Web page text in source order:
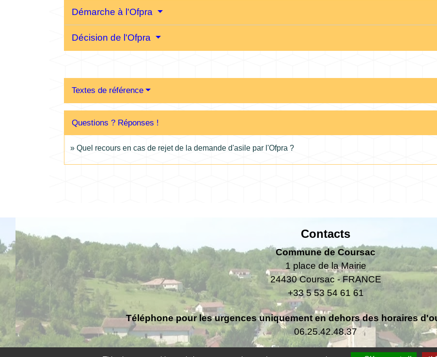
Démarche à l'Ofpra
Décision de l'Ofpra
Textes de référence
Questions ? Réponses !
Quel recours en cas de rejet de la demande d'asile par l'Ofpra ?
Contacts
Commune de Coursac
1 place de la Mairie
24430 Coursac - FRANCE
+33 5 53 54 61 61
Téléphone pour les urgences uniquement en dehors des horaires
06.25.42.48.37